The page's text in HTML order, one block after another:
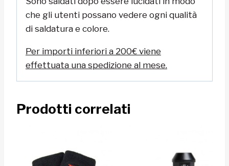
che gli utenti possano vedere ogni qualità
di saldatura e colore.
Per importi inferiori a 200€ viene
effettuata una spedizione al mese.
Prodotti correlati